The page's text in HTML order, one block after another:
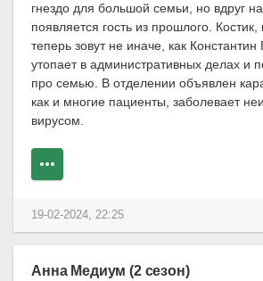
гнездо для большой семьи, но вдруг
появляется гость из прошлого. Костик,
теперь зовут не иначе, как
утопает в административных делах и
про семью. В отделении объявлен
как и многие пациенты, заболевает
вирусом.
19-02-2024, 22:25
Анна Медиум (2 сезон)